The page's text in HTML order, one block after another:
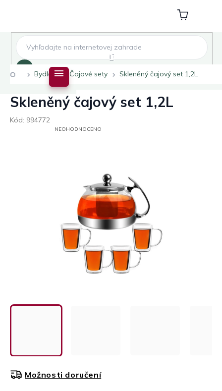
Nákupní
košík
DomůBydlení Čajové sety Skleněný čajový set 1,2L
Skleněný čajový set 1,2L
Kód: 994772
PRŮMĚRNÉNEOHODNOCENO
Možnosti doručení